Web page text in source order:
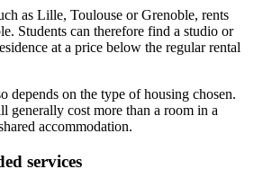
as Lille, Toulouse or Grenoble, rents
Students can therefore find a studio or
at a price below the regular rental
depends on the type of housing chosen.
cost more than a room in a
accommodation.
services